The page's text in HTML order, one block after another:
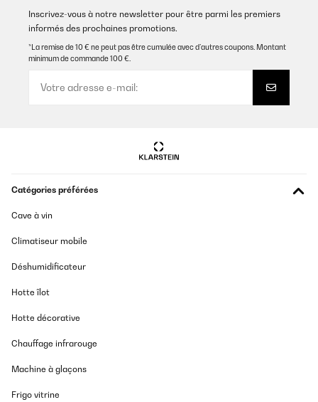
Inscrivez-vous à notre newsletter pour être parmi les premiers
informés des prochaines promotions.
*La remise de 10 € ne peut pas être cumulée avec d’autres coupons. Montant
minimum de commande 100 €.
Catégories préférées
Cave à vin
Climatiseur mobile
Déshumidificateur
Hotte îlot
Hotte décorative
Chauffage infrarouge
Machine à glaçons
Frigo vitrine